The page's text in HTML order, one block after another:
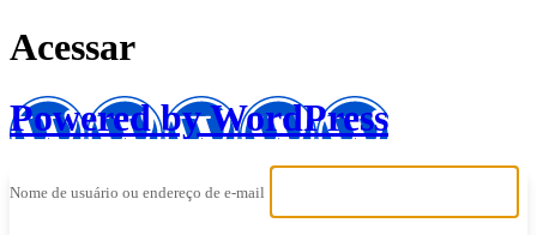
Acessar
Powered by WordPress
Nome de usuário ou endereço de e-mail